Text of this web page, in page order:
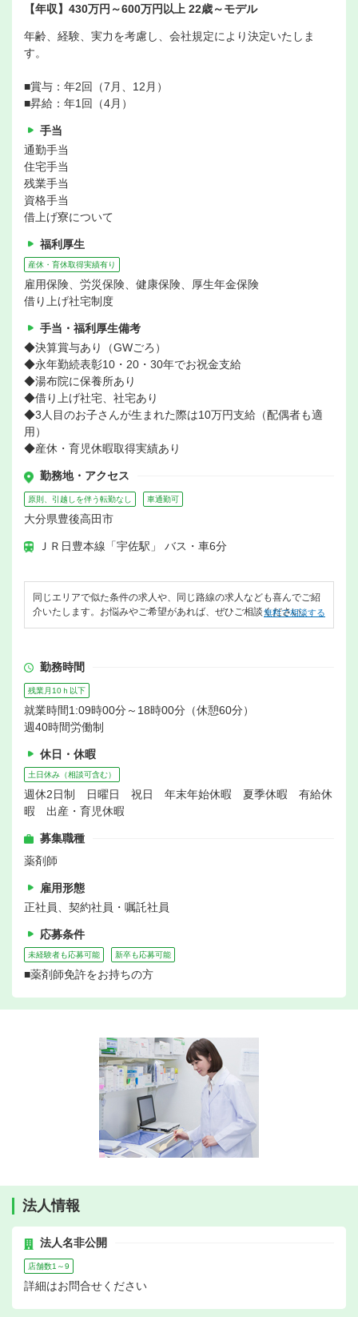
【年収】430万円～600万円以上 22歳～モデル
年齢、経験、実力を考慮し、会社規定により決定いたしま
す。
■賞与：年2回（7月、12月）
■昇給：年1回（4月）
手当
通勤手当
住宅手当
残業手当
資格手当
借上げ寮について
福利厚生
産休・育休取得実績有り
雇用保険、労災保険、健康保険、厚生年金保険
借り上げ社宅制度
手当・福利厚生備考
◆決算賞与あり（GWごろ）
◆永年勤続表彰10・20・30年でお祝金支給
◆湯布院に保養所あり
◆借り上げ社宅、社宅あり
◆3人目のお子さんが生まれた際は10万円支給（配偶者も適
用）
◆産休・育児休暇取得実績あり
勤務地・アクセス
原則、引越しを伴う転勤なし 車通勤可
大分県豊後高田市
ＪＲ日豊本線「宇佐駅」 バス・車6分
同じエリアで似た条件の求人や、同じ路線の求人なども喜んでご紹
介いたします。お悩みやご希望があれば、ぜひご相談ください。
無料で相談する
勤務時間
残業月10ｈ以下
就業時間1:09時00分～18時00分（休憩60分）
週40時間労働制
休日・休暇
土日休み（相談可含む）
週休2日制 日曜日 祝日 年末年始休暇 夏季休暇 有給休
暇 出産・育児休暇
募集職種
薬剤師
雇用形態
正社員、契約社員・嘱託社員
応募条件
未経験者も応募可能 新卒も応募可能
■薬剤師免許をお持ちの方
法人情報
法人名非公開
店舗数1～9
詳細はお問合せください